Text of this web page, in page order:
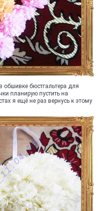
обшивке бюстгальтера для
планирую пустить на
я ещё не раз вернусь к этому